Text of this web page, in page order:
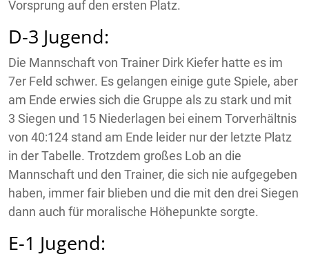
Vorsprung auf den ersten Platz.
D-3 Jugend:
Die Mannschaft von Trainer Dirk Kiefer hatte es im
7er Feld schwer. Es gelangen einige gute Spiele, aber
am Ende erwies sich die Gruppe als zu stark und mit
3 Siegen und 15 Niederlagen bei einem Torverhältnis
von 40:124 stand am Ende leider nur der letzte Platz
in der Tabelle. Trotzdem großes Lob an die
Mannschaft und den Trainer, die sich nie aufgegeben
haben, immer fair blieben und die mit den drei Siegen
dann auch für moralische Höhepunkte sorgte.
E-1 Jugend: